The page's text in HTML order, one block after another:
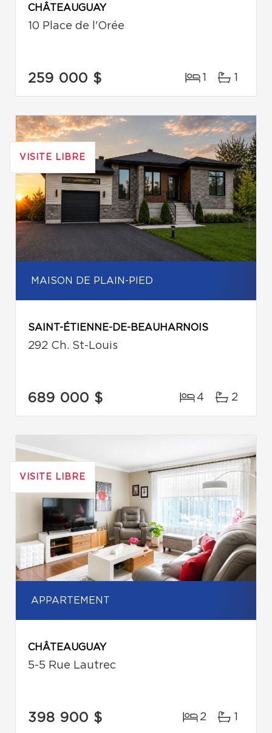
CHÂTEAUGUAY
10 Place de l'Orée
259 000 $ 1 1
VISITE LIBRE
MAISON DE PLAIN-PIED
SAINT-ÉTIENNE-DE-BEAUHARNOIS
292 Ch. St-Louis
689 000 $ 4 2
VISITE LIBRE
APPARTEMENT
CHÂTEAUGUAY
5-5 Rue Lautrec
398 900 $ 2 1